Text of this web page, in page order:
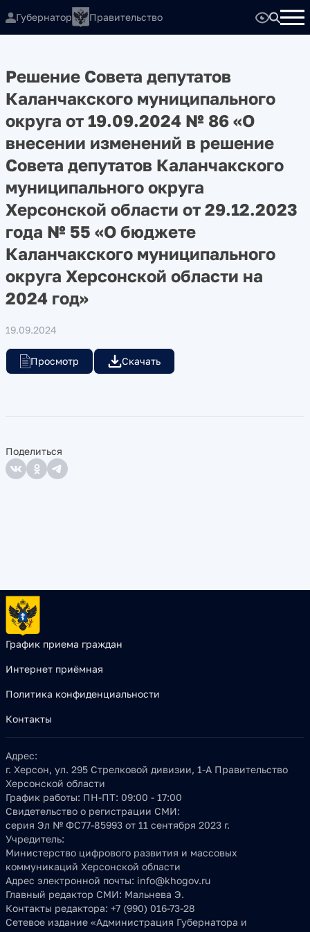
Губернатор Правительство
Решение Совета депутатов
Каланчакского муниципального
округа от 19.09.2024 № 86 «О
внесении изменений в решение
Совета депутатов Каланчакского
муниципального округа
Херсонской области от 29.12.2023
года № 55 «О бюджете
Каланчакского муниципального
округа Херсонской области на
2024 год»
19.09.2024
Просмотр Скачать
Поделиться
График приема граждан
Интернет приёмная
Политика конфиденциальности
Контакты
Адрес:
г. Херсон, ул. 295 Стрелковой дивизии, 1-А Правительство
Херсонской области
График работы: ПН-ПТ: 09:00 - 17:00
Свидетельство о регистрации СМИ:
серия Эл № ФС77-85993 от 11 сентября 2023 г.
Учредитель:
Министерство цифрового развития и массовых
коммуникаций Херсонской области
Адрес электронной почты: info@khogov.ru
Главный редактор СМИ: Мальнева Э.
Контакты редактора: +7 (990) 016-73-28
Сетевое издание «Администрация Губернатора и